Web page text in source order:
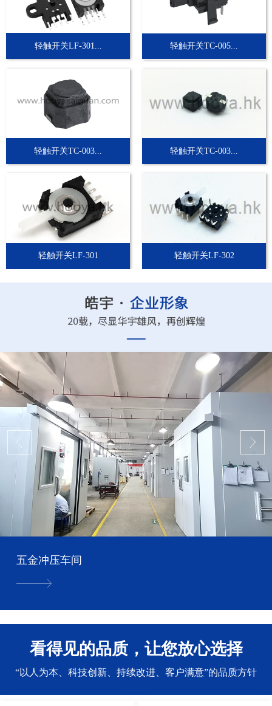
轻触开关LF-301... 轻触开关TC-005...
轻触开关TC-003... 轻触开关TC-003...
轻触开关LF-301 轻触开关LF-302
五金冲压车间
看得见的品质，让您放心选择
“以人为本、科技创新、持续改进、客户满意”的品质方针